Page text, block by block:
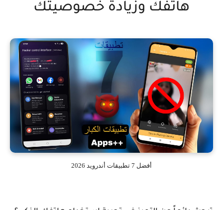
هاتفك وزيادة خصوصيتك
أفضل 7 تطبيقات أندرويد 2026